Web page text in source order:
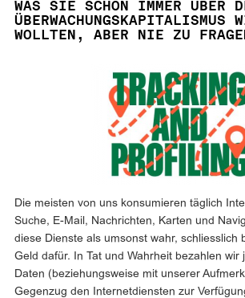
WAS SIE SCHON IMMER ÜBER
ÜBERWACHUNGSKAPITALISMUS
WOLLTEN, ABER NIE ZU
Die meisten von uns konsumieren täglich
Suche, E-Mail, Nachrichten, Karten und
diese Dienste als umsonst wahr, schliesslich
Geld dafür. In Tat und Wahrheit bezahlen wir
Daten (beziehungsweise mit unserer
Gegenzug den Internetdiensten zur